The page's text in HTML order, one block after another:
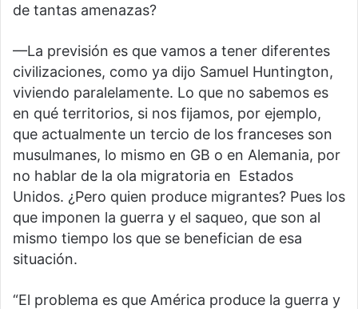
de tantas amenazas?
—La previsión es que vamos a tener diferentes
civilizaciones, como ya dijo Samuel Huntington,
viviendo paralelamente. Lo que no sabemos es
en qué territorios, si nos fijamos, por ejemplo,
que actualmente un tercio de los franceses son
musulmanes, lo mismo en GB o en Alemania, por
no hablar de la ola migratoria en Estados
Unidos. ¿Pero quien produce migrantes? Pues los
que imponen la guerra y el saqueo, que son al
mismo tiempo los que se benefician de esa
situación.
“El problema es que América produce la guerra y